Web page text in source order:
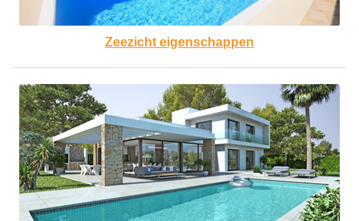
Zeezicht eigenschappen